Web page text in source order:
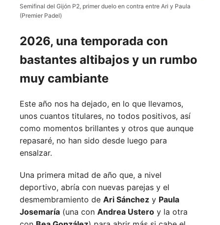
Semifinal del Gijón P2, primer duelo en contra entre Ari y Paula
(Premier Padel)
2026, una temporada con
bastantes altibajos y un rumbo
muy cambiante
Este año nos ha dejado, en lo que llevamos,
unos cuantos titulares, no todos positivos, así
como momentos brillantes y otros que aunque
repasaré, no han sido desde luego para
ensalzar.
Una primera mitad de año que, a nivel
deportivo, abría con nuevas parejas y el
desmembramiento de Ari Sánchez y Paula
Josemaría (una con Andrea Ustero y la otra